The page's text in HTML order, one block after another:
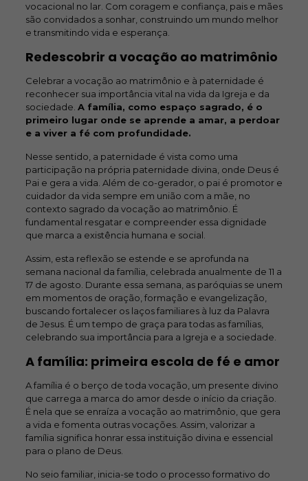
vocacional no lar. Com coragem e confiança, pais e mães
são convidados a sonhar, construindo um mundo melhor
e transmitindo vida e esperança.
Redescobrir a vocação ao matrimônio
Celebrar a vocação ao matrimônio e à paternidade é
reconhecer sua importância vital na vida da Igreja e da
sociedade. A família, como espaço sagrado, é o
primeiro lugar onde se aprende a amar, a perdoar
e a viver a fé com profundidade.
Nesse sentido, a paternidade é vista como uma
participação na própria paternidade divina, onde Deus é
Pai e gera a vida. Além de co-gerador, o pai é promotor e
cuidador da vida sempre em união com a mãe, no
contexto sagrado da vocação ao matrimônio. É
fundamental resgatar e compreender essa dignidade
que marca a existência humana e social.
Assim, esta reflexão se estende e se aprofunda na
semana nacional da família, celebrada anualmente de 11 a
17 de agosto. Durante essa semana, as paróquias se unem
em momentos de oração, formação e evangelização,
buscando fortalecer os laços familiares à luz da Palavra
de Jesus. É um tempo de graça para todas as famílias,
celebrando sua importância para a Igreja e a sociedade.
A família: primeira escola de fé e amor
A família é o berço de toda vocação, um presente divino
que carrega a marca do amor desde o início da criação.
É nela que se enraíza a vocação ao matrimônio, que gera
a vida e fomenta outras vocações. Assim, valorizar a
família significa honrar essa instituição divina e essencial
para o plano de Deus.
No seio familiar, inicia-se todo o processo formativo do